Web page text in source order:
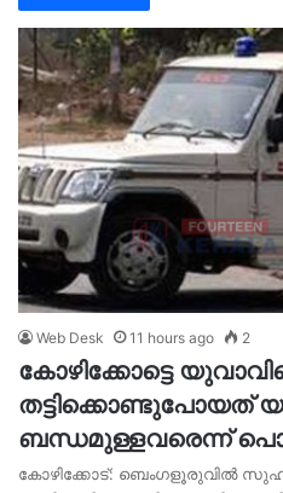
Web Desk 11 hours ago 2
കോഴിക്കോട്ടെ
തട്ടിക്കൊണ്ടുപോയത്
ബന്ധമുള്ളവരെന്ന്
കോഴിക്കോട്: ബെംഗളൂരുവിൽ